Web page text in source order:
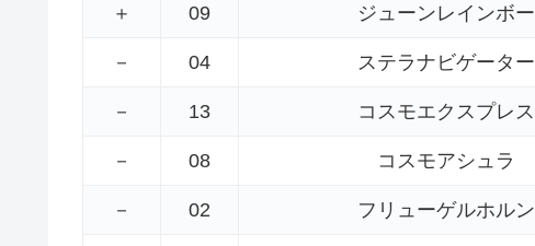
＋ 09 ジューンレインボー
－ 04 ステラナビゲーター
－ 13 コスモエクスプレス
－ 08 コスモアシュラ
－ 02 フリューゲルホルン